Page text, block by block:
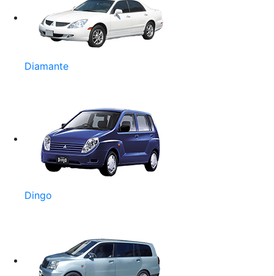
Diamante
Dingo